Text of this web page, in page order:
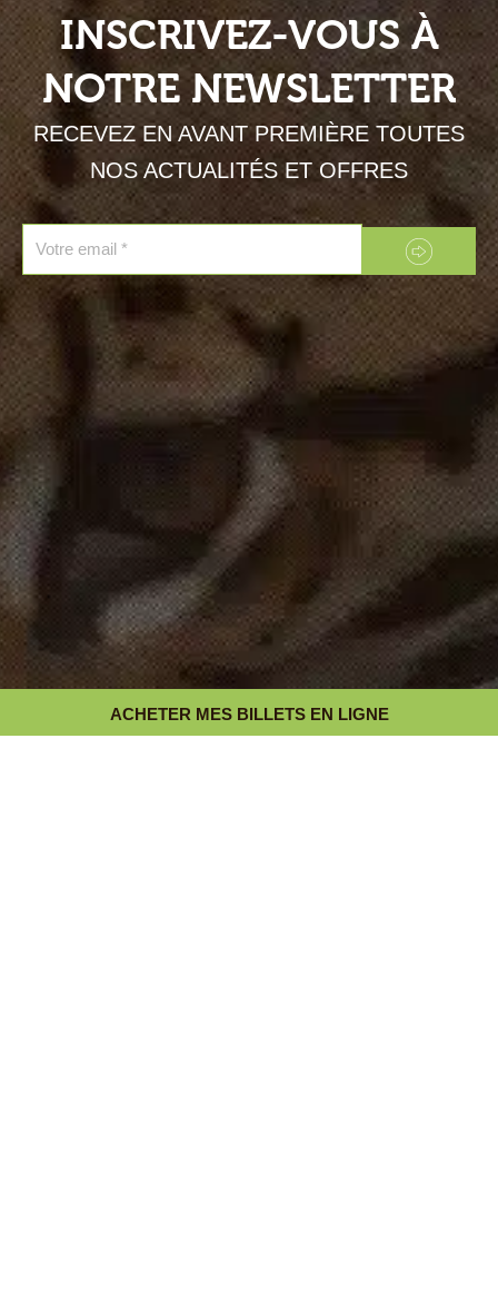
ACHETER MES BILLETS EN LIGNE
INSCRIVEZ-VOUS À
NOTRE NEWSLETTER
RECEVEZ EN AVANT PREMIÈRE TOUTES
NOS ACTUALITÉS ET OFFRES
Envoyer